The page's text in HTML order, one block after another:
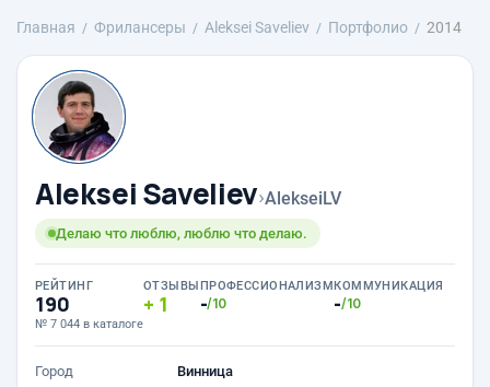
Главная Фрилансеры Aleksei Saveliev Портфолио 2014
Aleksei Saveliev›AlekseiLV
Делаю что люблю, люблю что делаю.
РЕЙТИНГ
190
№ 7 044 в каталоге
ОТЗЫВЫ
1
ПРОФЕССИОНАЛИЗМ
-/10
КОММУНИКАЦИЯ
-/10
Город
Винница